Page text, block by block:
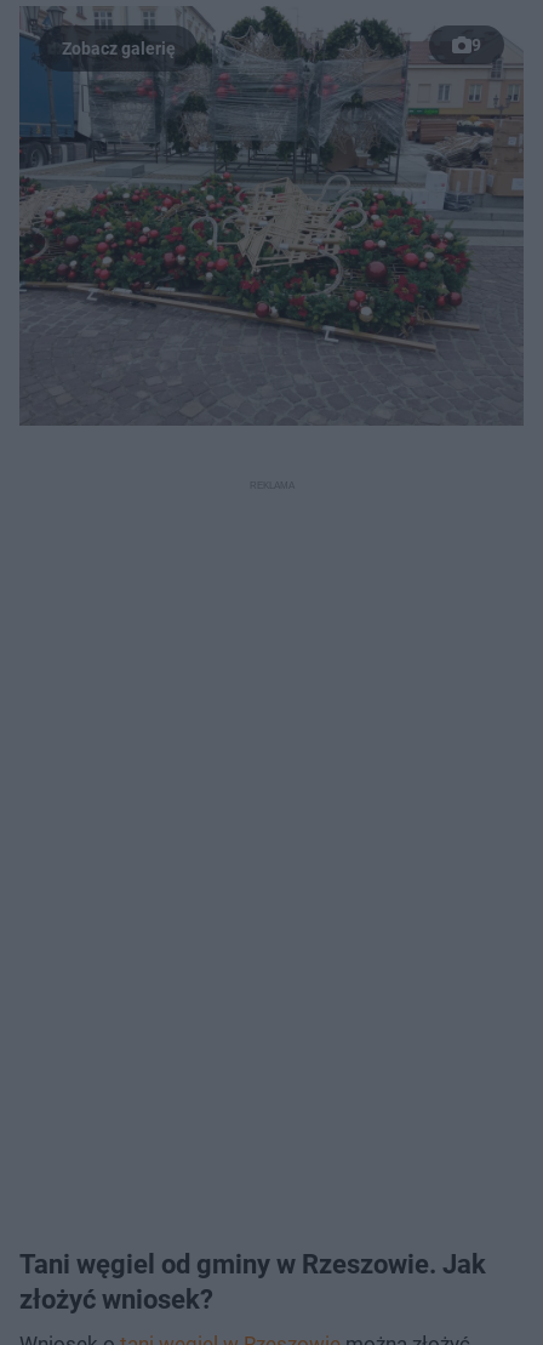
9
Tani węgiel od gminy w Rzeszowie. Jak
złożyć wniosek?